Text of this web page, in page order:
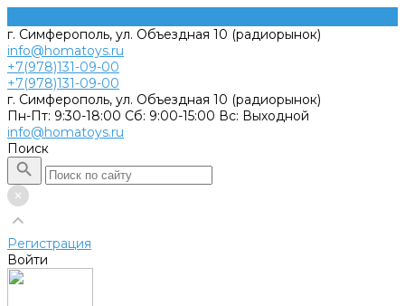
г. Симферополь, ул. Объездная 10 (радиорынок)
info@homatoys.ru
+7(978)131-09-00
+7(978)131-09-00
г. Симферополь, ул. Объездная 10 (радиорынок)
Пн-Пт: 9:30-18:00 Cб: 9:00-15:00 Вс: Выходной
info@homatoys.ru
Поиск
Регистрация
Войти